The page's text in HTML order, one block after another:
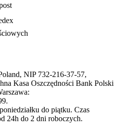
NIP 732-216-37-57,
Kasa Oszczędności Bank Polski
do piątku. Czas
24h do 2 dni roboczych.